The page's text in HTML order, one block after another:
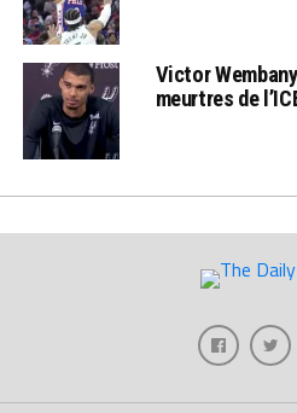
Victor
meurtres de